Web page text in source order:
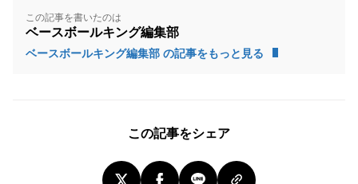
この記事を書いたのは
ベースボールキング編集部
ベースボールキング編集部 の記事をもっと見る
この記事をシェア